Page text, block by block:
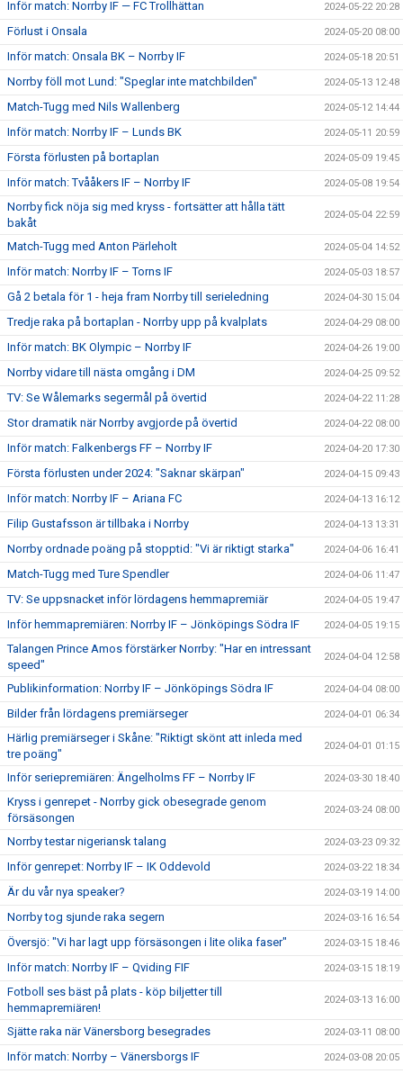
Inför match: Norrby IF — FC Trollhättan 2024-05-22 20:28
Förlust i Onsala 2024-05-20 08:00
Inför match: Onsala BK – Norrby IF 2024-05-18 20:51
Norrby föll mot Lund: "Speglar inte matchbilden" 2024-05-13 12:48
Match-Tugg med Nils Wallenberg 2024-05-12 14:44
Inför match: Norrby IF – Lunds BK 2024-05-11 20:59
Första förlusten på bortaplan 2024-05-09 19:45
Inför match: Tvååkers IF – Norrby IF 2024-05-08 19:54
Norrby fick nöja sig med kryss - fortsätter att hålla tätt
bakåt
2024-05-04 22:59
Match-Tugg med Anton Pärleholt 2024-05-04 14:52
Inför match: Norrby IF – Torns IF 2024-05-03 18:57
Gå 2 betala för 1 - heja fram Norrby till serieledning 2024-04-30 15:04
Tredje raka på bortaplan - Norrby upp på kvalplats 2024-04-29 08:00
Inför match: BK Olympic – Norrby IF 2024-04-26 19:00
Norrby vidare till nästa omgång i DM 2024-04-25 09:52
TV: Se Wålemarks segermål på övertid 2024-04-22 11:28
Stor dramatik när Norrby avgjorde på övertid 2024-04-22 08:00
Inför match: Falkenbergs FF – Norrby IF 2024-04-20 17:30
Första förlusten under 2024: "Saknar skärpan" 2024-04-15 09:43
Inför match: Norrby IF – Ariana FC 2024-04-13 16:12
Filip Gustafsson är tillbaka i Norrby 2024-04-13 13:31
Norrby ordnade poäng på stopptid: "Vi är riktigt starka" 2024-04-06 16:41
Match-Tugg med Ture Spendler 2024-04-06 11:47
TV: Se uppsnacket inför lördagens hemmapremiär 2024-04-05 19:47
Inför hemmapremiären: Norrby IF – Jönköpings Södra IF 2024-04-05 19:15
Talangen Prince Amos förstärker Norrby: "Har en intressant
speed"
2024-04-04 12:58
Publikinformation: Norrby IF – Jönköpings Södra IF 2024-04-04 08:00
Bilder från lördagens premiärseger 2024-04-01 06:34
Härlig premiärseger i Skåne: "Riktigt skönt att inleda med
tre poäng"
2024-04-01 01:15
Inför seriepremiären: Ängelholms FF – Norrby IF 2024-03-30 18:40
Kryss i genrepet - Norrby gick obesegrade genom
försäsongen
2024-03-24 08:00
Norrby testar nigeriansk talang 2024-03-23 09:32
Inför genrepet: Norrby IF – IK Oddevold 2024-03-22 18:34
Är du vår nya speaker? 2024-03-19 14:00
Norrby tog sjunde raka segern 2024-03-16 16:54
Översjö: "Vi har lagt upp försäsongen i lite olika faser" 2024-03-15 18:46
Inför match: Norrby IF – Qviding FIF 2024-03-15 18:19
Fotboll ses bäst på plats - köp biljetter till
hemmapremiären!
2024-03-13 16:00
Sjätte raka när Vänersborg besegrades 2024-03-11 08:00
Inför match: Norrby – Vänersborgs IF 2024-03-08 20:05